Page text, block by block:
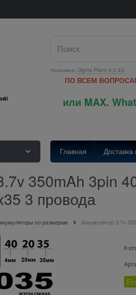
Например: Digma Plane 8.5 3G
ПО ВСЕМ
или MAX.
Главная
350mAh 3pin
3 провода
по размерам Аккумулятор 3.7v
0